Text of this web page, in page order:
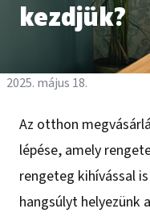
kezdjük?
2025. május 18.
Az otthon
lépése, amely
rengeteg kihívással
hangsúlyt helyezünk